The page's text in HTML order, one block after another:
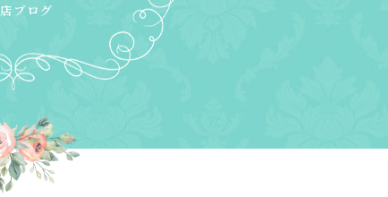
ブログ